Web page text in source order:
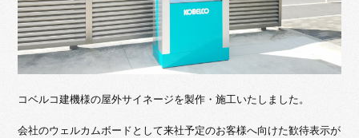
コベルコ建機様の屋外サイネージを製作・施工いたしました。
会社のウェルカムボードとして来社予定のお客様へ向けた歓待表示が